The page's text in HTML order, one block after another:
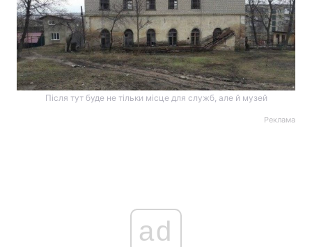
Після тут буде не тільки місце для служб, але й музей
Реклама
ad